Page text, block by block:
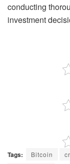
conducting
investment
Tags: Bitcoin